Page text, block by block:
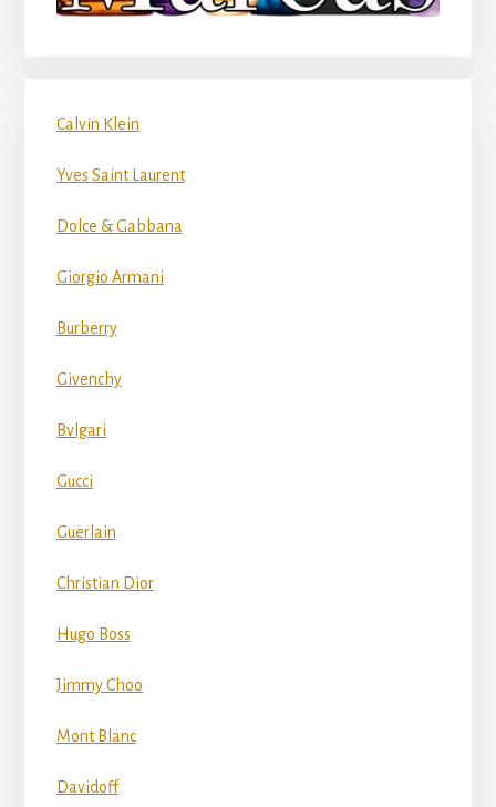
Calvin Klein
Yves Saint Laurent
Dolce & Gabbana
Giorgio Armani
Burberry
Givenchy
Bvlgari
Gucci
Guerlain
Christian Dior
Hugo Boss
Jimmy Choo
Mont Blanc
Davidoff